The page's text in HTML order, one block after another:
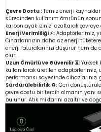
Çevre Dostu : Temiz enerji
sürecinden kullanım ömrünün
karbon ayak izinizi azaltarak çevreye
Enerji Verimliliği ⚡: Adaptörlerimiz,
Cihazlarınızın daha az enerji
enerji faturalarınızı düşürür hem de
olur.
Uzun Ömürlü ve Güvenilir ⏳:
kullanılarak üretilen adaptörlerimiz,
performansı sayesinde
Sürdürülebilirlik ♻️: Geri
çevre dostu bir tercih olmanın yanı
bulunur. Atık miktarını azaltır ve